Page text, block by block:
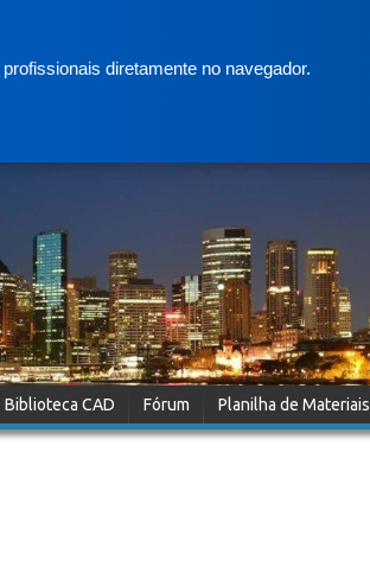
diretamente no navegador.
Biblioteca CAD Fórum Planilha de Materiais